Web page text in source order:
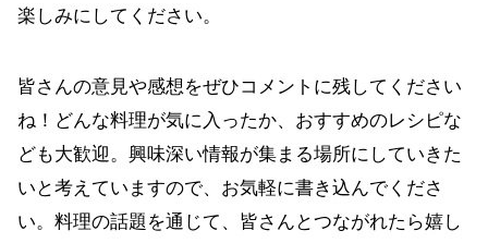
楽しみにしてください。
皆さんの意見や感想をぜひコメントに残してください
ね！どんな料理が気に入ったか、おすすめのレシピな
ども大歓迎。興味深い情報が集まる場所にしていきた
いと考えていますので、お気軽に書き込んでくださ
い。料理の話題を通じて、皆さんとつながれたら嬉し